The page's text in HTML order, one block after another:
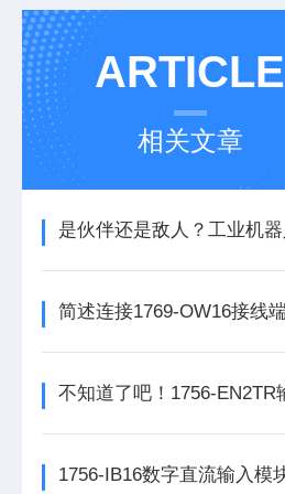
ARTICLE
相关文章